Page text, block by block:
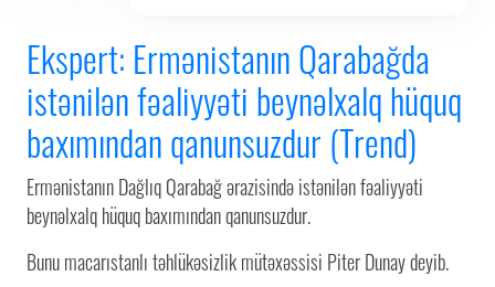
Ekspert: Ermənistanın Qarabağda
istənilən fəaliyyəti beynəlxalq hüquq
baxımından qanunsuzdur (Trend)
Ermənistanın Dağlıq Qarabağ ərazisində istənilən fəaliyyəti
beynəlxalq hüquq baxımından qanunsuzdur.
Bunu macarıstanlı təhlükəsizlik mütəxəssisi Piter Dunay deyib.